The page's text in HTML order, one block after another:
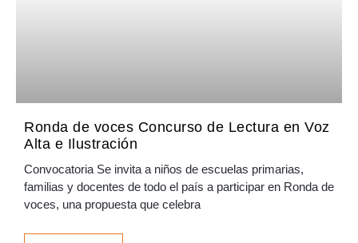
Ronda de voces Concurso de Lectura en Voz
Alta e Ilustración
Convocatoria Se invita a niños de escuelas primarias,
familias y docentes de todo el país a participar en Ronda de
voces, una propuesta que celebra